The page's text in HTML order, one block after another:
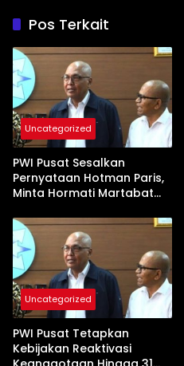
Pos Terkait
Uncategorized
PWI Pusat Sesalkan
Pernyataan Hotman Paris,
Minta Hormati Martabat
Kemerdekaan Pers
Uncategorized
PWI Pusat Tetapkan
Kebijakan Reaktivasi